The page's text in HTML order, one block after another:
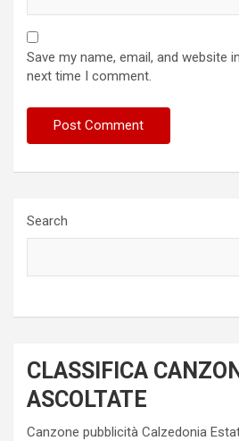
Save my name, email, and website
next time I comment.
Search
CLASSIFICA
ASCOLTATE
Canzone pubblicità Calzedonia